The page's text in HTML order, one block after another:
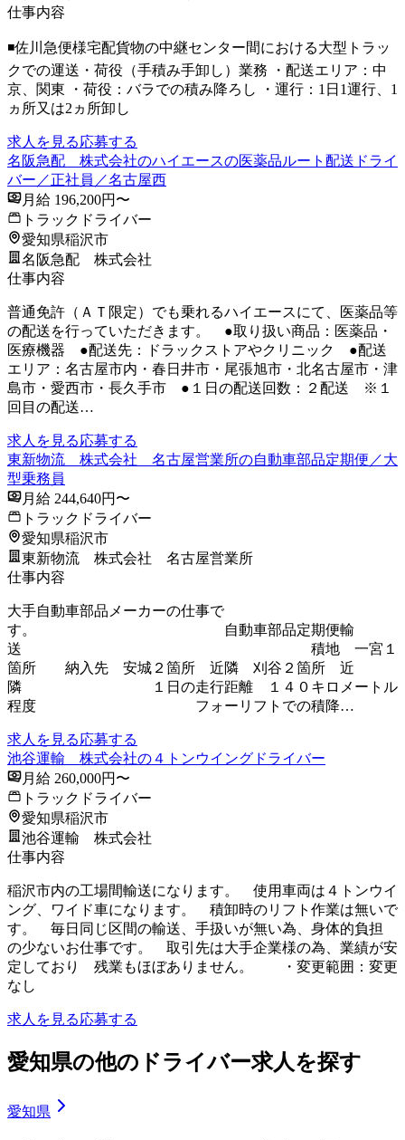
仕事内容
◾️佐川急便様宅配貨物の中継センター間における大型トラッ
クでの運送・荷役（手積み手卸し）業務 ・配送エリア：中
京、関東 ・荷役：バラでの積み降ろし ・運行：1日1運行、1
ヵ所又は2ヵ所卸し
求人を見る応募する
名阪急配 株式会社のハイエースの医薬品ルート配送ドライ
バー／正社員／名古屋西
月給 196,200円〜
トラックドライバー
愛知県稲沢市
名阪急配 株式会社
仕事内容
普通免許（ＡＴ限定）でも乗れるハイエースにて、医薬品等
の配送を行っていただきます。 ●取り扱い商品：医薬品・
医療機器 ●配送先：ドラックストアやクリニック ●配送
エリア：名古屋市内・春日井市・尾張旭市・北名古屋市・津
島市・愛西市・長久手市 ●１日の配送回数：２配送 ※１
回目の配送…
求人を見る応募する
東新物流 株式会社 名古屋営業所の自動車部品定期便／大
型乗務員
月給 244,640円〜
トラックドライバー
愛知県稲沢市
東新物流 株式会社 名古屋営業所
仕事内容
大手自動車部品メーカーの仕事で
す。 自動車部品定期便輸
送 積地 一宮１
箇所 納入先 安城２箇所 近隣 刈谷２箇所 近
隣 １日の走行距離 １４０キロメートル
程度 フォーリフトでの積降…
求人を見る応募する
池谷運輸 株式会社の４トンウイングドライバー
月給 260,000円〜
トラックドライバー
愛知県稲沢市
池谷運輸 株式会社
仕事内容
稲沢市内の工場間輸送になります。 使用車両は４トンウイ
ング、ワイド車になります。 積卸時のリフト作業は無いで
す。 毎日同じ区間の輸送、手扱いが無い為、身体的負担
の少ないお仕事です。 取引先は大手企業様の為、業績が安
定しており 残業もほぼありません。 ・変更範囲：変更
なし
求人を見る応募する
愛知県の他のドライバー求人を探す
愛知県